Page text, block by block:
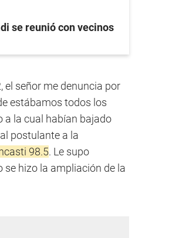
se reunió con vecinos
el señor me denuncia por
estábamos todos los
a la cual habían bajado
postulante a la
98.5. Le supo
se hizo la ampliación de la